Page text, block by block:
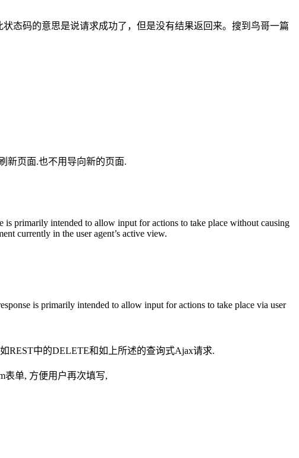
态码的意思是说请求成功了，但是没有结果返回来。搜到鸟哥一篇
新页面.也不用导向新的页面.
primarily intended to allow input for actions to take place without causing
currently in the user agent’s active view.
is primarily intended to allow input for actions to take place via user
REST中的DELETE和如上所述的查询式Ajax请求.
表单, 方便用户再次填写,